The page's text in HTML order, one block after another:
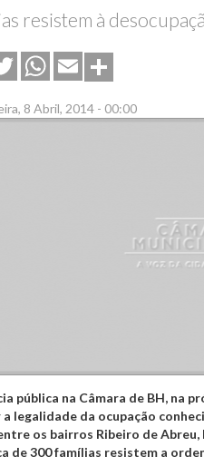
resistem à
TwitterWhatsApp
Email
8 Abril, 2014 - 00:00
pública na Câmara de BH, na
legalidade da ocupação
os bairros Ribeiro de Abreu,
de 300 famílias resistem a